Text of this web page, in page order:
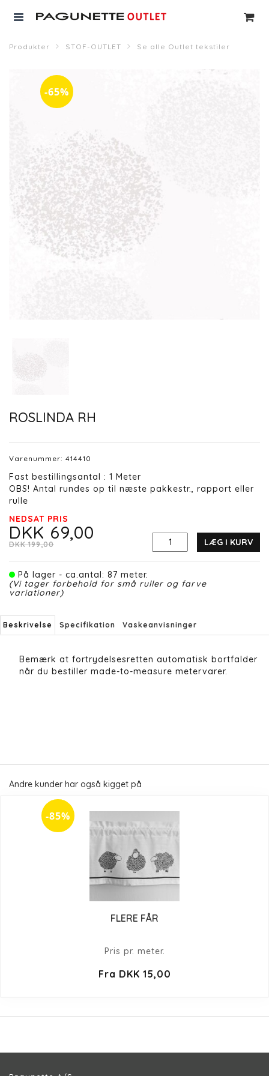
Produkter STOF-OUTLET Se alle Outlet tekstiler
-65%
ROSLINDA RH
Varenummer: 414410
Fast bestillingsantal : 1 Meter
OBS! Antal rundes op til næste pakkestr., rapport eller
rulle
NEDSAT PRIS
DKK 69,00
DKK 199,00 LÆG I KURV
På lager - ca.antal: 87 meter.
(Vi tager forbehold for små ruller og farve
variationer)
Beskrivelse Specifikation Vaskeanvisninger
Bemærk at fortrydelsesretten automatisk bortfalder
når du bestiller made-to-measure metervarer.
Andre kunder har også kigget på
-85%
FLERE FÅR
Pris pr. meter.
Fra DKK 15,00